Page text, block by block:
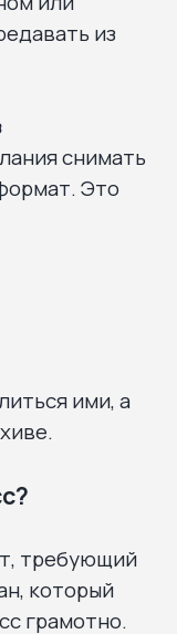
из
снимать
Это
ими, а
требующий
который
грамотно.